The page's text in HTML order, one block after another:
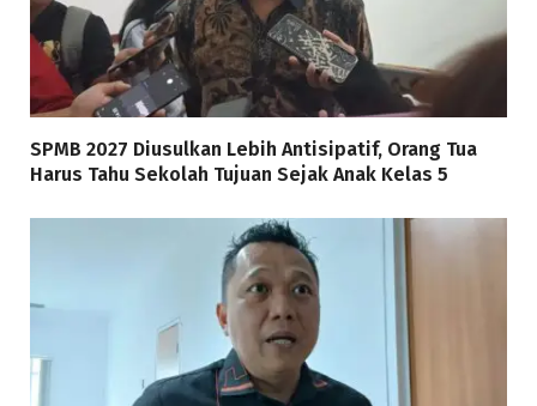
SPMB 2027 Diusulkan Lebih Antisipatif, Orang Tua
Harus Tahu Sekolah Tujuan Sejak Anak Kelas 5